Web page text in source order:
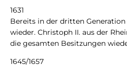
1631
Bereits in der dritten
wieder. Christoph II. aus der
die gesamten Besitzungen
1645/1657